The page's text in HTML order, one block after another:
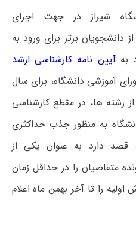
شیراز در جهت اجرای
برتر برای ورود به
بهآیین نامه کارشناسی ارشد
آموزشی دانشگاه، برای سال
در تعدادی از رشته ها، در مقطع کارشناسی
به منظور جذب حداکثری
قصد دارد به عنوان یکی از
متقاضیان را در حداقل زمان
را تا آخر بهمن ماه اعلام